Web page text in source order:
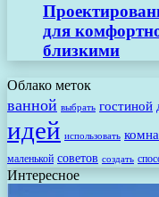
для
близкими
Облако меток
ванной выбрать гостиной
идей использовать
маленькой советов создать
Интересное